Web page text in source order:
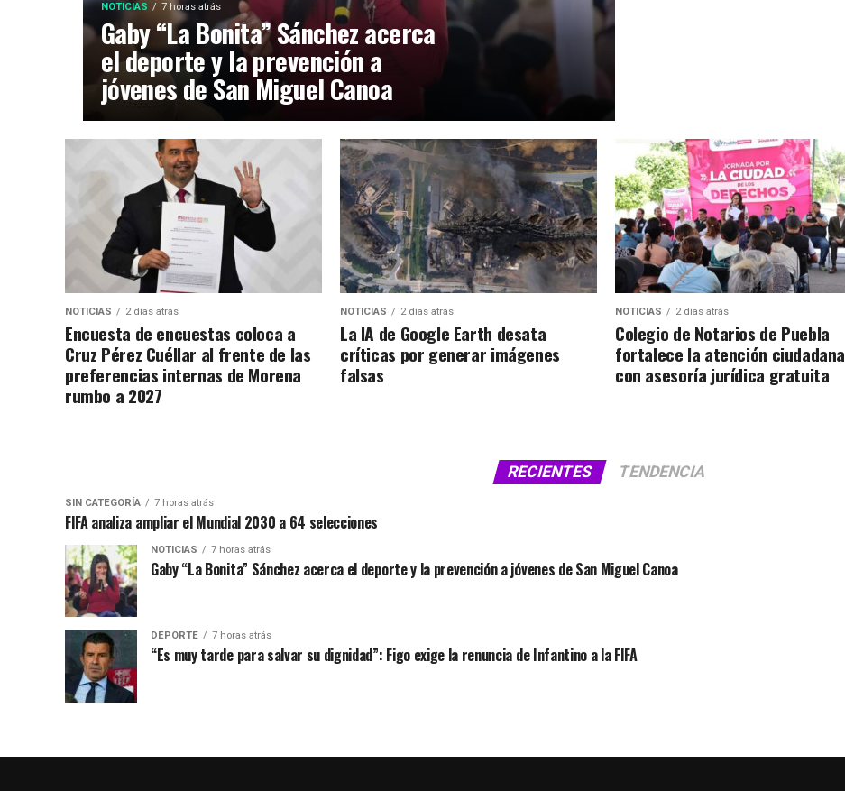
NOTICIAS 7 horas atrás
Gaby “La Bonita” Sánchez acerca
el deporte y la prevención a
jóvenes de San Miguel Canoa
NOTICIAS 2 días atrás
Encuesta de encuestas coloca a
Cruz Pérez Cuéllar al frente de las
preferencias internas de Morena
rumbo a 2027
NOTICIAS 2 días atrás
La IA de Google Earth desata
críticas por generar imágenes
falsas
NOTICIAS 2 días atrás
Colegio de Notarios de Puebla
fortalece la atención ciudadana
con asesoría jurídica gratuita
RECIENTES TENDENCIA
SIN CATEGORÍA 7 horas atrás
FIFA analiza ampliar el Mundial 2030 a 64 selecciones
NOTICIAS 7 horas atrás
Gaby “La Bonita” Sánchez acerca el deporte y la prevención a jóvenes de San Miguel Canoa
DEPORTE 7 horas atrás
“Es muy tarde para salvar su dignidad”: Figo exige la renuncia de Infantino a la FIFA